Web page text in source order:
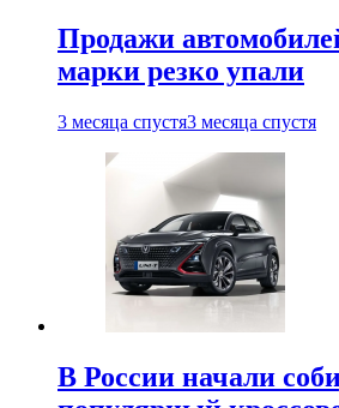
Продажи
марки резко упали
3 месяца спустя3 месяца спустя
В России начали